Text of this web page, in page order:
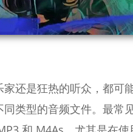
家还是狂热的听众，都可
同类型的音频文件。最常